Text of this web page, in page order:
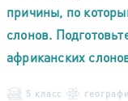
причины, по
слонов.
африканских
5 класс